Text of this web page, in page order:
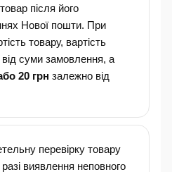
після його
Нової пошти. При
товару, вартість
від суми замовлення, а
20 грн залежно від
перевірку товару
виявлення неповного